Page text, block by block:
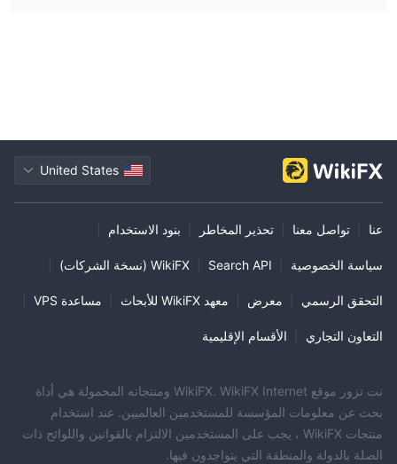
United States
عنا تواصل معنا تحذير المخاطر بنود الاستخدام
سياسة الخصوصية Search API WikiFX (نسخة الشركات)
التحقق الرسمي معرض معهد WikiFX للأبحاث مساعدة VPS
التعاون التجاري الأقسام الإقليمية
نت تزور موقع WikiFX. WikiFX Internet ومنتجاته المحمولة هي أداة
بحث عن معلومات المؤسسة للمستخدمين العالميين. عند استخدام
منتجات WikiFX ، يجب على المستخدمين الالتزام بالقوانين واللوائح ذات
الصلة بالدولة والمنطقة التي يتواجدون فيها.